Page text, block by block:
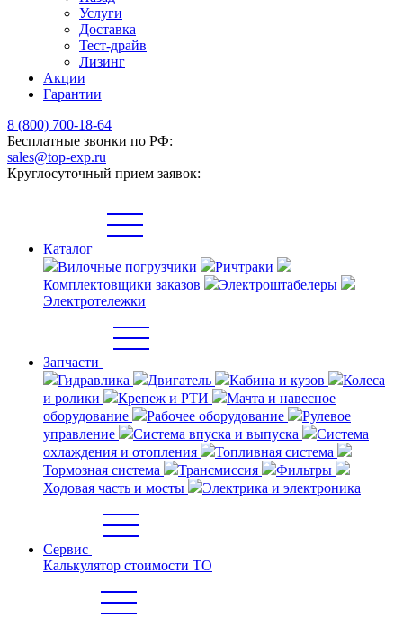
Услуги
Доставка
Тест-драйв
Лизинг
Акции
Гарантии
8 (800) 700-18-64
Бесплатные звонки по РФ:
sales@top-exp.ru
Круглосуточный прием заявок:
Каталог
Вилочные погрузчики
Ричтраки
Комплектовщики заказов
Электроштабелеры
Электротележки
Запчасти
Гидравлика
Двигатель Кабина и кузов
Колеса
и ролики
Крепеж и РТИ
Мачта и навесное
оборудование
Рабочее оборудование
Рулевое
управление
Система впуска и выпуска
Система
охлаждения и отопления
Топливная система
Тормозная система
Трансмиссия
Фильтры
Ходовая часть и мосты
Электрика и электроника
Сервис
Калькулятор стоимости ТО